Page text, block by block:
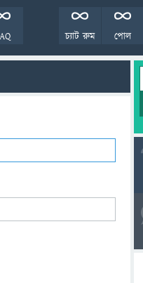
পোল
চ্যাট রুম